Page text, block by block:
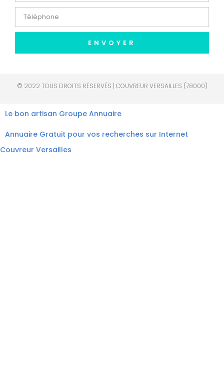
ENVOYER
© 2022 TOUS DROITS RÉSERVÉS | COUVREUR VERSAILLES (78000)
Le bon artisan Groupe Annuaire
Annuaire Gratuit pour vos recherches sur Internet
Couvreur Versailles